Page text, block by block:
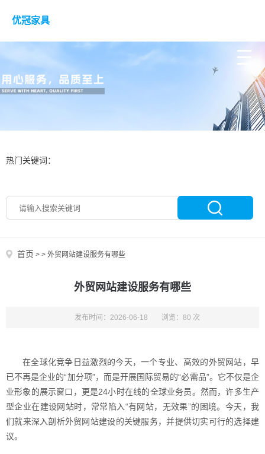
优冠家具
热门关键词：
首页 > > 外贸网站建设服务有哪些
外贸网站建设服务有哪些
发布时间：2026-06-18 浏览：80 次
在全球化竞争日益激烈的今天，一个专业、高效的外贸网站，早
已不再是企业的“加分项”，而是开展国际贸易的“必需品”。它不仅是企
业形象的展示窗口，更是24小时在线的全球业务员。然而，许多生产
型企业在建设网站时，常常陷入“有网站，无效果”的困境。今天，我
们就来深入剖析外贸网站建设的关键服务，并提供切实可行的选择建
议。